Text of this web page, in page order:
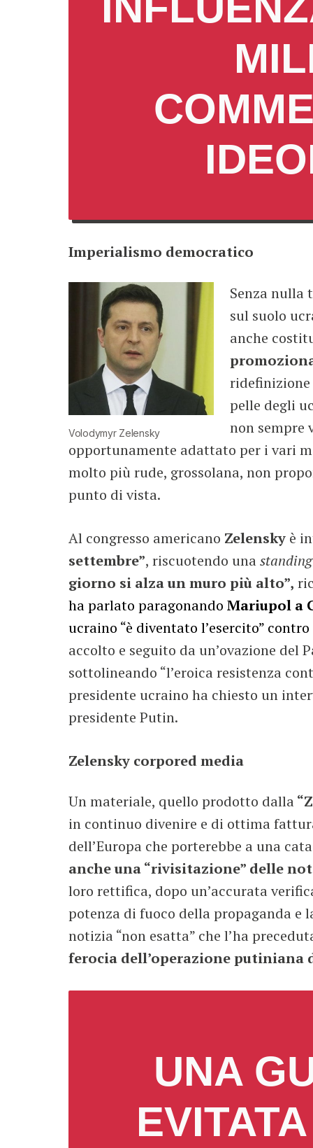
Imperialismo democratico
Volodymyr Zelensky
Senza nulla
sul suolo
anche
ridefinizione
pelle degli
non sempre
opportunamente adattato per i vari
molto più rude, grossolana, non
punto di vista.
Al congresso americano Zelensky è
settembre”, riscuotendo una
giorno si alza un muro più alto”,
ha parlato paragonando Mariupol a
ucraino “è diventato l’esercito”
accolto e seguito da un’ovazione del
sottolineando “l’eroica resistenza
presidente ucraino ha chiesto un
presidente Putin.
Zelensky corpored media
Un materiale, quello prodotto dalla
in continuo divenire e di ottima
dell’Europa che porterebbe a una
anche una “rivisitazione” delle
loro rettifica, dopo un’accurata
potenza di fuoco della propaganda e
notizia “non esatta” che l’ha
ferocia dell’operazione putiniana
UNA